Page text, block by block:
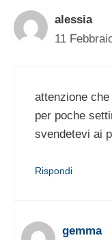
alessia
11
attenzione
per poche
svendetevi ai
Rispondi
gemma